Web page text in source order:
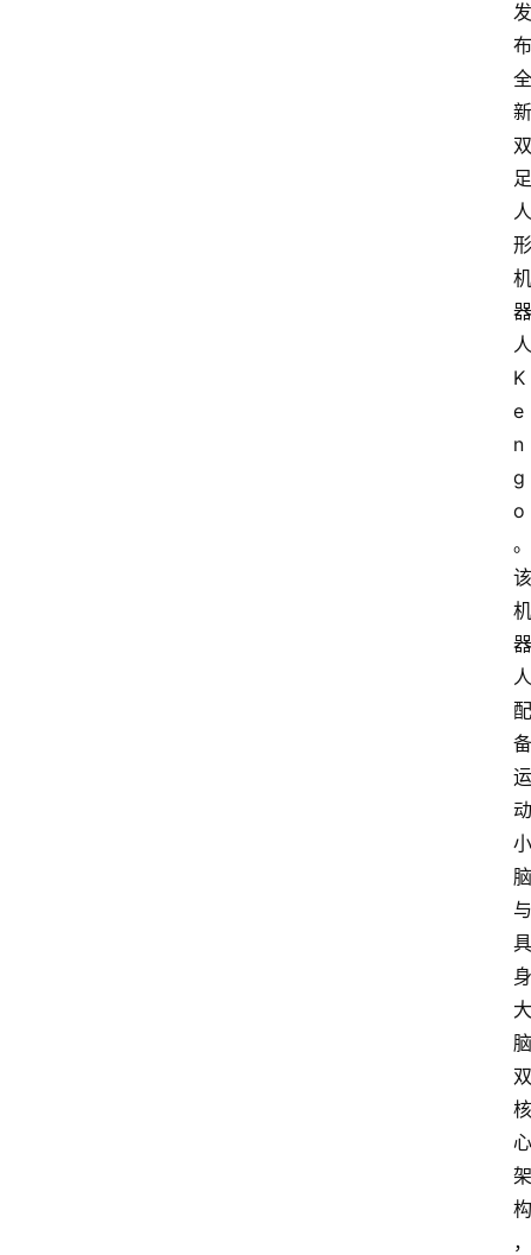
发
布
全
新
双
足
人
形
机
器
人
K
e
n
g
o
。
该
机
器
人
配
备
运
动
小
脑
与
具
身
大
脑
双
核
心
架
构
，